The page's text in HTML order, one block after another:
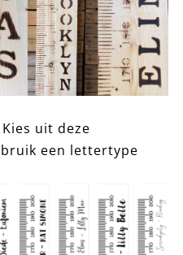
Kies uit deze
een lettertype